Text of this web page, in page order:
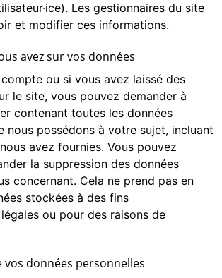
Les gestionnaires du site
et modifier ces informations.
avez sur vos données
ou si vous avez laissé des
le site, vous pouvez demander à
contenant toutes les données
nous possédons à votre sujet, incluant
avez fournies. Vous pouvez
la suppression des données
concernant. Cela ne prend pas en
stockées à des fins
ou pour des raisons de
vos données personnelles